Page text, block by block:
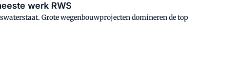
werk RWS
Grote wegenbouwprojecten domineren de top